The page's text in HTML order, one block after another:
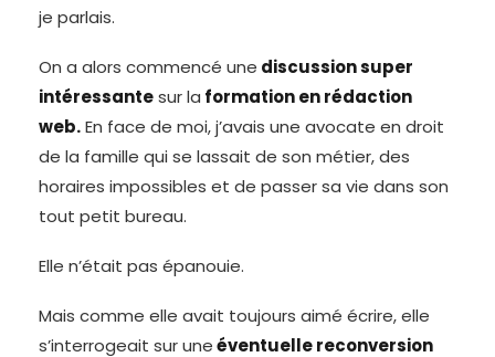
je parlais.
On a alors commencé une discussion super
intéressantesur la formation en rédaction
web.En face de moi, j’avais une avocate en droit
de la famille qui se lassait de son métier, des
horaires impossibles et de passer sa vie dans son
tout petit bureau.
Elle n’était pas épanouie.
Mais comme elle avait toujours aimé écrire, elle
s’interrogeait sur uneéventuelle reconversion